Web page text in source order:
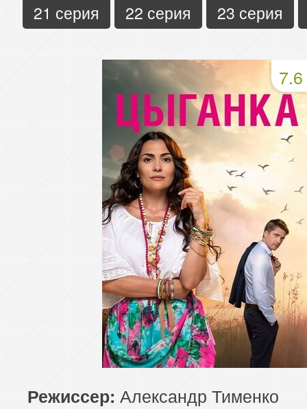
21 серия
22 серия 23 серия
7.6
Режиссер: Александр Тименко